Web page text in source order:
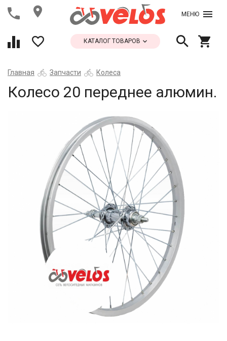
МЕНЮ
КАТАЛОГ ТОВАРОВ
Главная Запчасти Колеса
Колесо 20 переднее алюмин.